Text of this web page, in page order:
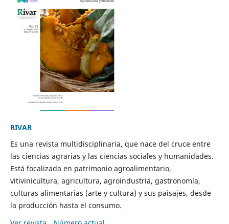
RIVAR
Es una revista multidisciplinaria, que nace del cruce entre
las ciencias agrarias y las ciencias sociales y humanidades.
Está focalizada en patrimonio agroalimentario,
vitivinicultura, agricultura, agroindustria, gastronomía,
culturas alimentarias (arte y cultura) y sus paisajes, desde
la producción hasta el consumo.